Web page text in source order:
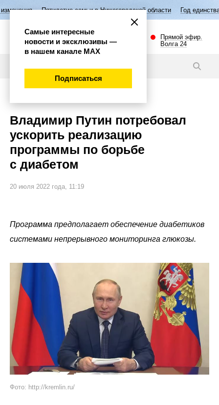
семьи в Нижегородской области Год единства народов России
Прямой эфир.
Волга 24
Владимир Путин потребовал
ускорить реализацию
программы по борьбе
с диабетом
20 июля 2022 года, 11:19
Программа предполагает обеспечение диабетиков
системами непрерывного мониторинга глюкозы.
Фото: http://kremlin.ru/
Самые интересные
новости и эксклюзивы —
в нашем канале МАХ
Подписаться